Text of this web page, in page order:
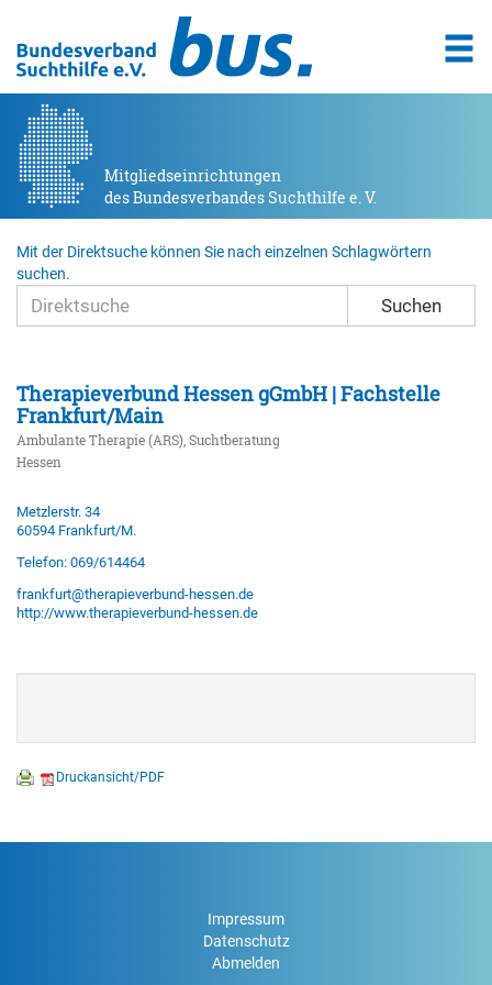
Mitgliedseinrichtungen
des Bundesverbandes Suchthilfe e. V.
Mit der Direktsuche können Sie nach einzelnen Schlagwörtern
suchen.
Suchen
Therapieverbund Hessen gGmbH | Fachstelle
Frankfurt/Main
Ambulante Therapie (ARS), Suchtberatung
Hessen
Metzlerstr. 34
60594 Frankfurt/M.
Telefon: 069/614464
frankfurt@therapieverbund-hessen.de
http://www.therapieverbund-hessen.de
Druckansicht/PDF
Impressum
Datenschutz
Abmelden